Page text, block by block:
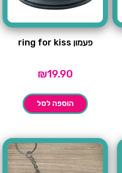
פעמון ring for kiss
₪19.90
הוספה לסל